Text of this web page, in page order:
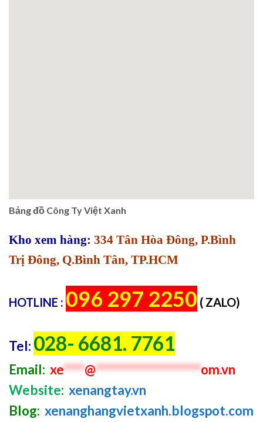
Bảng đồ Công Ty Việt Xanh
Kho xem hàng: 334 Tân Hòa Đông, P.Bình
Trị Đông, Q.Bình Tân, TP.HCM
HOTLINE : 096 297 2250 ( ZALO)
Tel: 028- 6681. 7761
Email: xe****@********************om.vn
Website: xenangtay.vn
Blog: xenanghangvietxanh.blogspot.com